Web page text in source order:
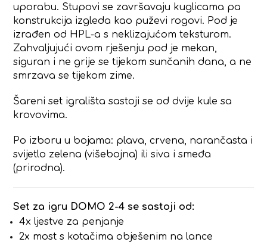
uporabu. Stupovi se završavaju kuglicama pa
konstrukcija izgleda kao puževi rogovi. Pod je
izrađen od HPL-a s neklizajućom teksturom.
Zahvaljujući ovom rješenju pod je mekan,
siguran i ne grije se tijekom sunčanih dana, a ne
smrzava se tijekom zime.
Šareni set igrališta sastoji se od dvije kule sa
krovovima.
Po izboru u bojama: plava, crvena, narančasta i
svijetlo zelena (višebojna) ili siva i smeđa
(prirodna).
Set za igru DOMO 2-4 se sastoji od:
4x ljestve za penjanje
2x most s kotačima obješenim na lance